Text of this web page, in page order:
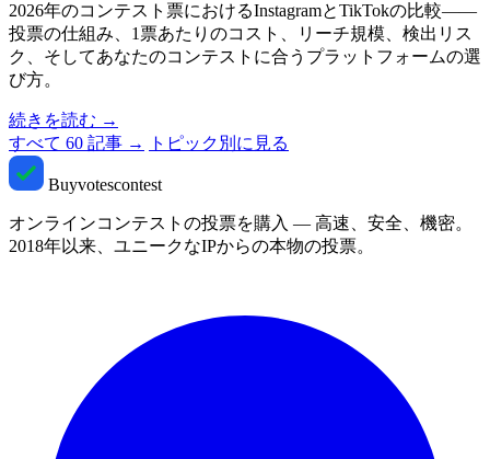
2026年のコンテスト票におけるInstagramとTikTokの比較——
投票の仕組み、1票あたりのコスト、リーチ規模、検出リス
ク、そしてあなたのコンテストに合うプラットフォームの選
び方。
続きを読む →
すべて 60 記事 →
トピック別に見る
Buyvotescontest
オンラインコンテストの投票を購入 — 高速、安全、機密。
2018年以来、ユニークなIPからの本物の投票。